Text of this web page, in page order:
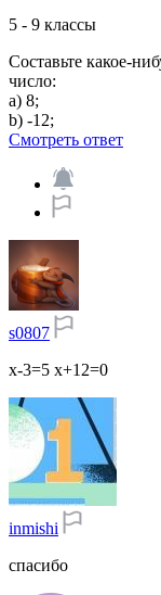
5 - 9 классы
Составьте какое-
число:
а) 8;
b) -12;​
Смотреть ответ
s0807
х-3=5 х+12=0
inmishi
спасибо